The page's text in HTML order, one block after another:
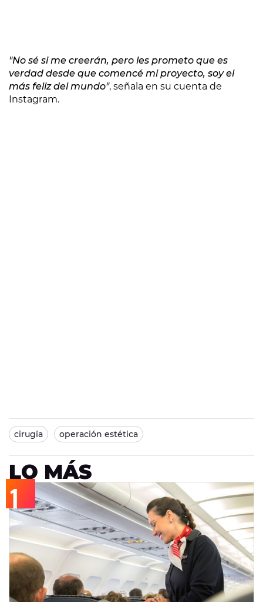
"No sé si me creerán, pero les prometo que es
verdad desde que comencé mi proyecto, soy el
más feliz del mundo", señala en su cuenta de
Instagram.
cirugía operación estética
LO MÁS